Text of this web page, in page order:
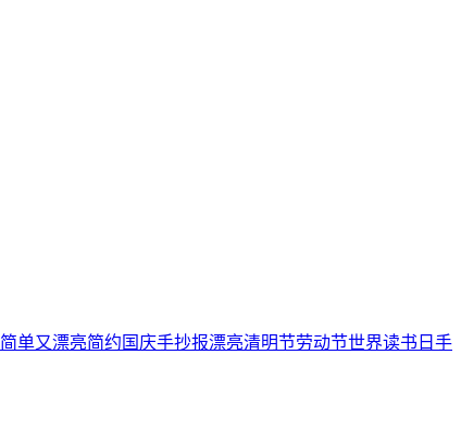
简单又漂亮简约 国庆手抄报漂亮清明节劳动节世界读书日 手